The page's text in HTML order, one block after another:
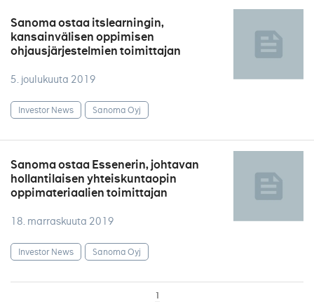
Sanoma ostaa itslearningin,
kansainvälisen oppimisen
ohjausjärjestelmien toimittajan
5. joulukuuta 2019
Investor News Sanoma Oyj
Sanoma ostaa Essenerin, johtavan
hollantilaisen yhteiskuntaopin
oppimateriaalien toimittajan
18. marraskuuta 2019
Investor News Sanoma Oyj
1